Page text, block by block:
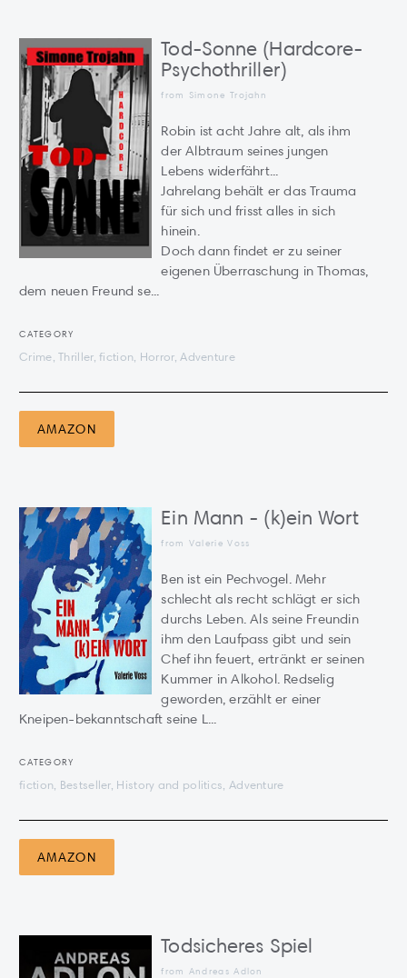
Tod-Sonne (Hardcore-
Psychothriller)
from Simone Trojahn
Robin ist acht Jahre alt, als ihm
der Albtraum seines jungen
Lebens widerfährt...
Jahrelang behält er das Trauma
für sich und frisst alles in sich
hinein.
Doch dann findet er zu seiner
eigenen Überraschung in Thomas,
dem neuen Freund se...
CATEGORY
Crime, Thriller, fiction, Horror, Adventure
AMAZON
Ein Mann - (k)ein Wort
from Valerie Voss
Ben ist ein Pechvogel. Mehr
schlecht als recht schlägt er sich
durchs Leben. Als seine Freundin
ihm den Laufpass gibt und sein
Chef ihn feuert, ertränkt er seinen
Kummer in Alkohol. Redselig
geworden, erzählt er einer
Kneipen-bekanntschaft seine L...
CATEGORY
fiction, Bestseller, History and politics, Adventure
AMAZON
Todsicheres Spiel
from Andreas Adlon